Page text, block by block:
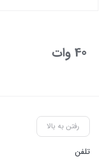
40 وات
رفتن به بالا
تلفن